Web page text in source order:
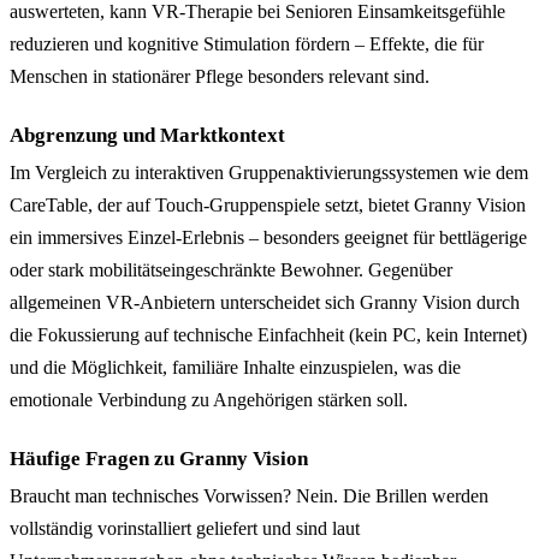
auswerteten, kann VR-Therapie bei Senioren Einsamkeitsgefühle
reduzieren und kognitive Stimulation fördern – Effekte, die für
Menschen in stationärer Pflege besonders relevant sind.
Abgrenzung und Marktkontext
Im Vergleich zu interaktiven Gruppenaktivierungssystemen wie dem
CareTable, der auf Touch-Gruppenspiele setzt, bietet Granny Vision
ein immersives Einzel-Erlebnis – besonders geeignet für bettlägerige
oder stark mobilitätseingeschränkte Bewohner. Gegenüber
allgemeinen VR-Anbietern unterscheidet sich Granny Vision durch
die Fokussierung auf technische Einfachheit (kein PC, kein Internet)
und die Möglichkeit, familiäre Inhalte einzuspielen, was die
emotionale Verbindung zu Angehörigen stärken soll.
Häufige Fragen zu Granny Vision
Braucht man technisches Vorwissen? Nein. Die Brillen werden
vollständig vorinstalliert geliefert und sind laut